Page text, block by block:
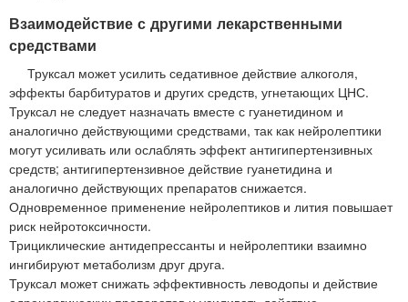
Взаимодействие с другими лекарственными
средствами
Труксал может усилить седативное действие алкоголя,
эффекты барбитуратов и других средств, угнетающих ЦНС.
Труксал не следует назначать вместе с гуанетидином и
аналогично действующими средствами, так как нейролептики
могут усиливать или ослаблять эффект антигипертензивных
средств; антигипертензивное действие гуанетидина и
аналогично действующих препаратов снижается.
Одновременное применение нейролептиков и лития повышает
риск нейротоксичности.
Трициклические антидепрессанты и нейролептики взаимно
ингибируют метаболизм друг друга.
Труксал может снижать эффективность леводопы и действие